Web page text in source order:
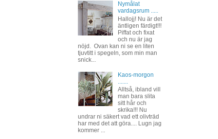
Nymålat
vardagsrum .....
Hallojj! Nu är det
äntligen färdigt!!!
Piffat och fixat
och nu är jag
nöjd. Ovan kan ni se en liten
tjuvtitt i spegeln, som min man
snick...
Kaos-morgon
Alltså, ibland vill
man bara slita
sitt hår och
skrika!!! Nu
undrar ni säkert vad ett olivträd
har med det att göra.... Lugn jag
kommer ...